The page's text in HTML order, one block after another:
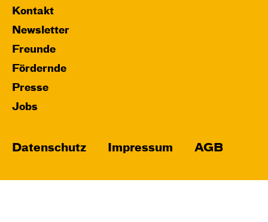
Kontakt
Newsletter
Freunde
Fördernde
Presse
Jobs
Datenschutz Impressum AGB